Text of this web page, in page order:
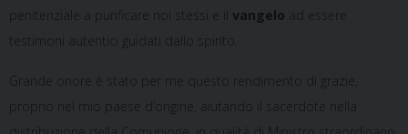
penitenziale a purificare noi stessi e il vangelo ad essere
testimoni autentici guidati dallo spirito.
Grande onore è stato per me questo rendimento di grazie,
proprio nel mio paese d’origine, aiutando il sacerdote nella